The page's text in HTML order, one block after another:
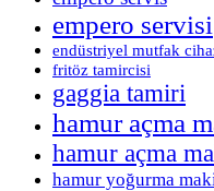
empero servisi
endüstriyel mutfak
fritöz tamircisi
gaggia tamiri
hamur açma
hamur açma
hamur yoğurma